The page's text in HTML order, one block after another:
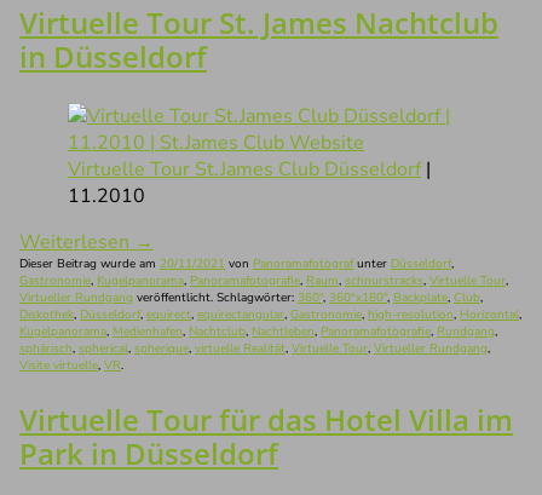
Virtuelle Tour St. James Nachtclub
in Düsseldorf
Virtuelle Tour St.James Club Düsseldorf|
11.2010
Weiterlesen →
Dieser Beitrag wurde am 20/11/2021 von Panoramafotografunter Düsseldorf,
Gastronomie, Kugelpanorama, Panoramafotografie, Raum, schnurstracks, Virtuelle Tour,
Virtueller Rundgang veröffentlicht. Schlagwörter: 360°, 360°x180°, Backplate, Club,
Diskothek, Düsseldorf, equirect, equirectangular, Gastronomie, high-resolution, Horizontal,
Kugelpanorama, Medienhafen, Nachtclub, Nachtleben, Panoramafotografie, Rundgang,
sphärisch, spherical, spherique, virtuelle Realität, Virtuelle Tour, Virtueller Rundgang,
Visite virtuelle, VR.
Virtuelle Tour für das Hotel Villa im
Park in Düsseldorf